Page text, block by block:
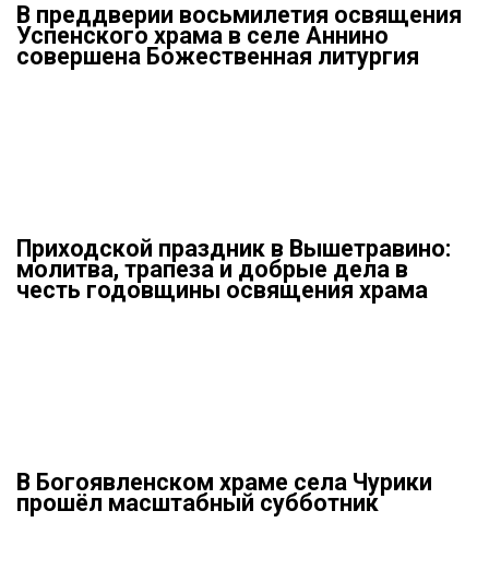
В преддверии восьмилетия освящения
Успенского храма в селе Аннино
совершена Божественная литургия
Приходской праздник в Вышетравино:
молитва, трапеза и добрые дела в
честь годовщины освящения храма
В Богоявленском храме села Чурики
прошёл масштабный субботник